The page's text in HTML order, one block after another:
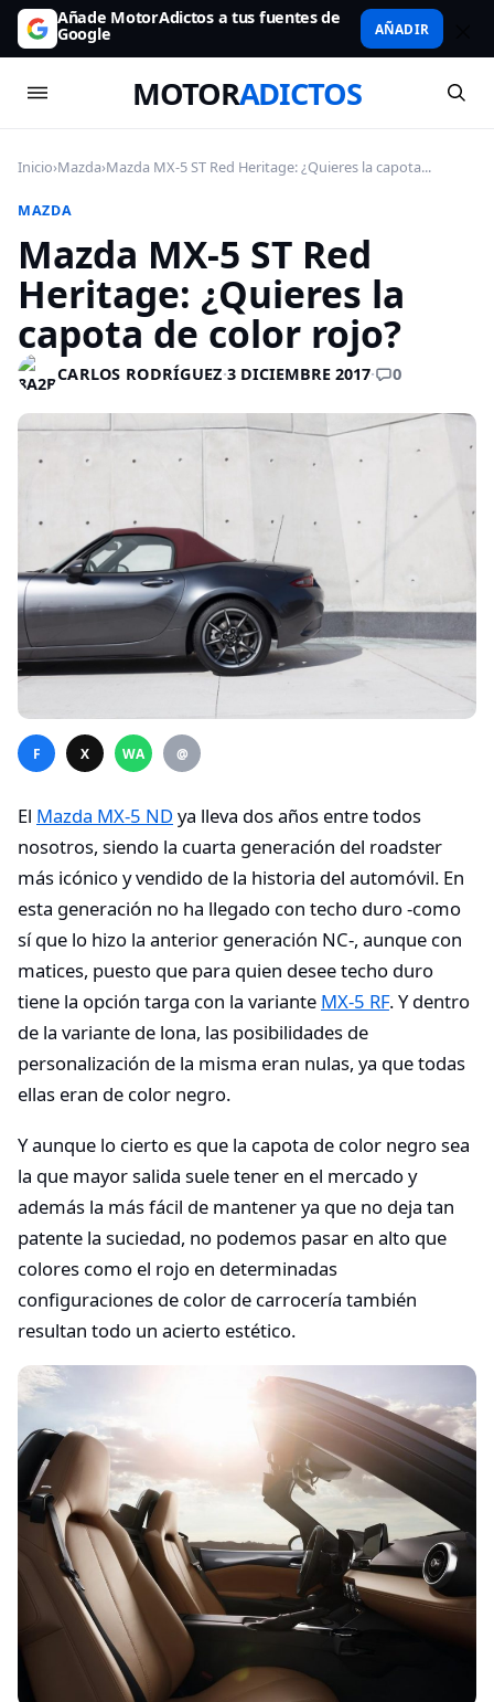
Añade MotorAdictos a tus fuentes de
Google AÑADIR
MOTORADICTOS
Inicio›Mazda›Mazda MX-5 ST Red Heritage: ¿Quieres la capota...
MAZDA
Mazda MX-5 ST Red
Heritage: ¿Quieres la
capota de color rojo?
CARLOS RODRÍGUEZ·3 DICIEMBRE 2017· 0
F X WA @
El Mazda MX-5 ND ya lleva dos años entre todos
nosotros, siendo la cuarta generación del roadster
más icónico y vendido de la historia del automóvil. En
esta generación no ha llegado con techo duro -como
sí que lo hizo la anterior generación NC-, aunque con
matices, puesto que para quien desee techo duro
tiene la opción targa con la variante MX-5 RF. Y dentro
de la variante de lona, las posibilidades de
personalización de la misma eran nulas, ya que todas
ellas eran de color negro.
Y aunque lo cierto es que la capota de color negro sea
la que mayor salida suele tener en el mercado y
además la más fácil de mantener ya que no deja tan
patente la suciedad, no podemos pasar en alto que
colores como el rojo en determinadas
configuraciones de color de carrocería también
resultan todo un acierto estético.